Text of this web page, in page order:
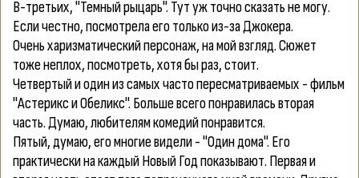
В-третьих, "Темный рыцарь". Тут уж точно сказать не могу.
Если честно, посмотрела его только из-за Джокера.
Очень харизматический персонаж, на мой взгляд. Сюжет
тоже неплох, посмотреть, хотя бы раз, стоит.
Четвертый и один из самых часто пересматриваемых - фильм
"Астерикс и Обеликс". Больше всего понравилась вторая
часть. Думаю, любителям комедий понравится.
Пятый, думаю, его многие видели - "Один дома". Его
практически на каждый Новый Год показывают. Первая и